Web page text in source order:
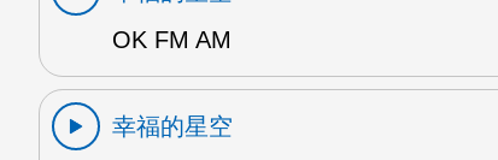
OK FM AM
幸福的星空